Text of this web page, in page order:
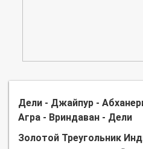
Дели - Джайпур -
Агра - Вриндаван - Дели
Золотой Треугольник